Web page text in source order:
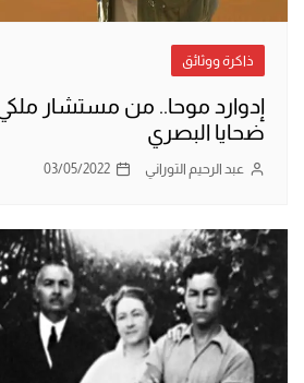
ذاكرة ووثائق
إدوارد موحا.. من مستشار
ضحايا البصري
عبد الرحيم التوراني 03/05/2022